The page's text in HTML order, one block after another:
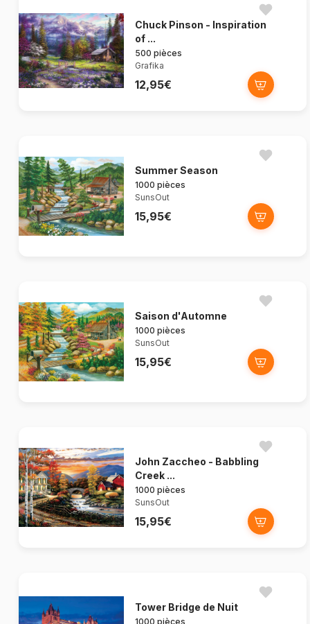
Chuck Pinson - Inspiration
of ...
500 pièces
Grafika
12,95€
Summer Season
1000 pièces
SunsOut
15,95€
Saison d'Automne
1000 pièces
SunsOut
15,95€
John Zaccheo - Babbling
Creek ...
1000 pièces
SunsOut
15,95€
Tower Bridge de Nuit
1000 pièces